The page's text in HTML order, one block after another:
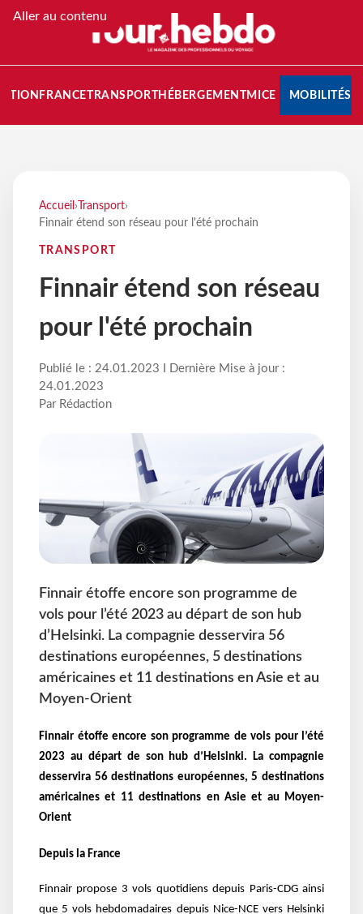
Aller au contenu
FRANCETRANSPORT HÉBERGEMENTMICE MOBILITÉS
Accueil › Transport›
Finnair étend son réseau pour l'été prochain
TRANSPORT
Finnair étend son réseau
pour l'été prochain
Publié le : 24.01.2023 I Dernière Mise à jour :
24.01.2023
Par Rédaction
Finnair étoffe encore son programme de
vols pour l’été 2023 au départ de son hub
d’Helsinki. La compagnie desservira 56
destinations européennes, 5 destinations
américaines et 11 destinations en Asie et au
Moyen-Orient
Finnair étoffe encore son programme de vols pour l’été
2023 au départ de son hub d’Helsinki. La compagnie
desservira 56 destinations européennes, 5 destinations
américaines et 11 destinations en Asie et au Moyen-
Orient
Depuis la France
Finnair propose 3 vols quotidiens depuis Paris-CDG ainsi
que 5 vols hebdomadaires depuis Nice-NCE vers Helsinki